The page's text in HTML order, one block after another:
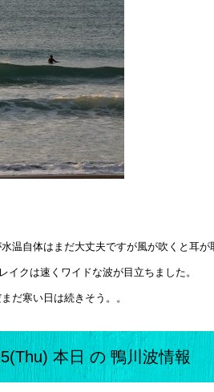
温自体はまだ大丈夫ですが風が吹くと耳が
クは速くワイドな波が目立ちました。
だ寒い日は続きそう。。
本日 の 鴨川波情報